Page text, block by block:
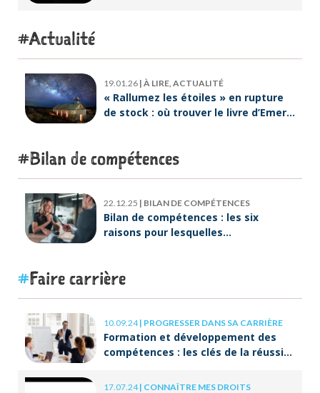
Actualité
19.01.26 | À LIRE, ACTUALITÉ
« Rallumez les étoiles » en rupture
de stock : où trouver le livre d’Emeric
Bilan de compétences
22.12.25 | BILAN DE COMPÉTENCES
Bilan de compétences : les six
raisons pour lesquelles
Faire carrière
10.09.24| PROGRESSER DANS SA CARRIÈRE
Formation et développement des
compétences : les clés de la réussite
17.07.24| CONNAÎTRE MES DROITS